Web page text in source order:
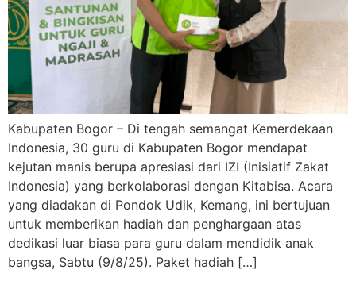
Kabupaten Bogor – Di tengah semangat Kemerdekaan
Indonesia, 30 guru di Kabupaten Bogor mendapat
kejutan manis berupa apresiasi dari IZI (Inisiatif Zakat
Indonesia) yang berkolaborasi dengan Kitabisa. Acara
yang diadakan di Pondok Udik, Kemang, ini bertujuan
untuk memberikan hadiah dan penghargaan atas
dedikasi luar biasa para guru dalam mendidik anak
bangsa, Sabtu (9/8/25). Paket hadiah […]